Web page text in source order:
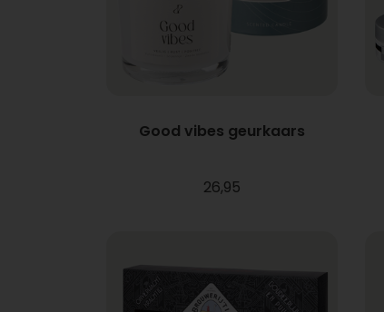
Good vibes geurkaars
26,95